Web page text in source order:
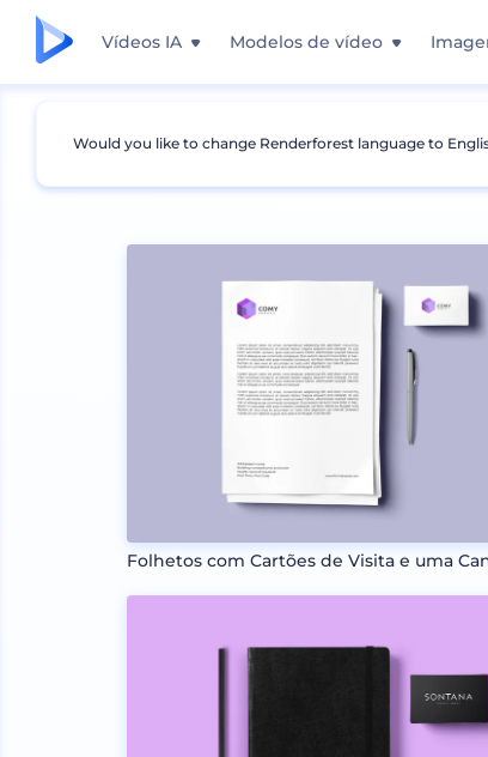
Vídeos IA Modelos de vídeo
Mockups Marca Mockup de Papelaria
Folhetos com Cartões de Visita e uma
Would you like to change Renderforest language to